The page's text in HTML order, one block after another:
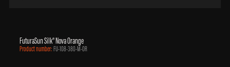
FuturaSun Silk® Nova Orange
Product number:FU-108-380-M-OR